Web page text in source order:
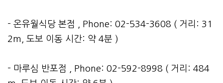
- 온유월식당 본점 , Phone: 02-534-3608 ( 거리: 31
2m, 도보 이동 시간: 약 4분 )
- 마루심 반포점 , Phone: 02-592-8998 ( 거리: 484